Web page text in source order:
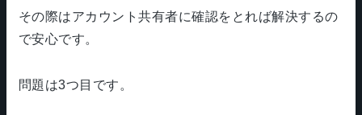
その際はアカウント共有者に確認をとれば解決するの
で安心です。
問題は3つ目です。